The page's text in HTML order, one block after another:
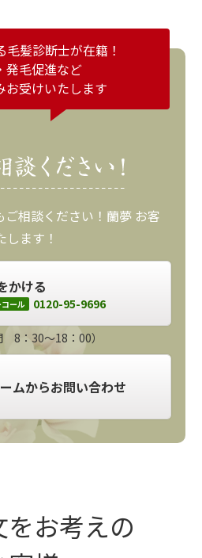
毛髪診断士が在籍！
発毛促進など
お受けいたします
ご相談ください！蘭夢 お客
ます！
かける
ール 0120-95-9696
8：30～18：00）
ムからお問い合わせ
をお考えの